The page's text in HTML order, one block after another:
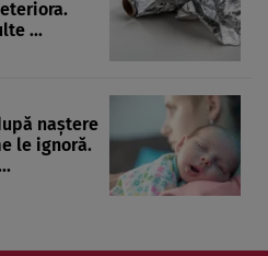
...
naștere
le ignoră.